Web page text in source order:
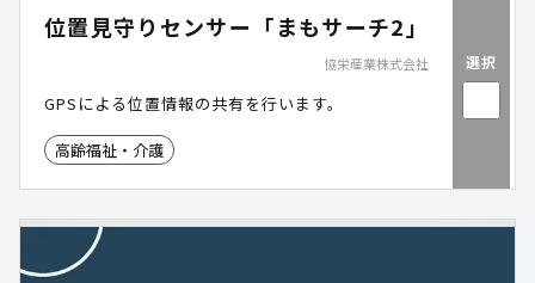
位置見守りセンサー「まもサーチ2」
協栄産業株式会社
GPSによる位置情報の共有を行います。
高齢福祉・介護
選択